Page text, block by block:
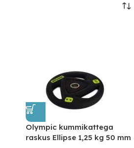
Olympic kummikattega
raskus Ellipse 1,25 kg 50 mm